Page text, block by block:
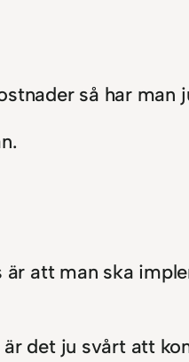
så har
att man ska
det ju svårt att